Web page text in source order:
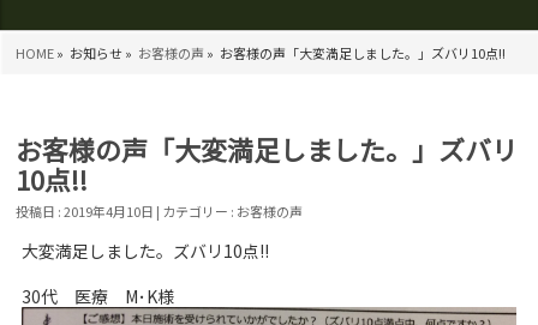
HOME» お知らせ » お客様の声 » お客様の声「大変満足しました。」ズバリ10点!!
お客様の声「大変満足しました。」ズバリ
10点!!
投稿日 : 2019年4月10日 | カテゴリー : お客様の声
大変満足しました。ズバリ10点!!
30代 医療 M･K様